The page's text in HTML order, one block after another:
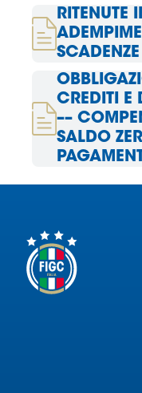
Media
Contatti
Assicurazione
Social media
RITENUTE
CREDITI E
––
SALDO